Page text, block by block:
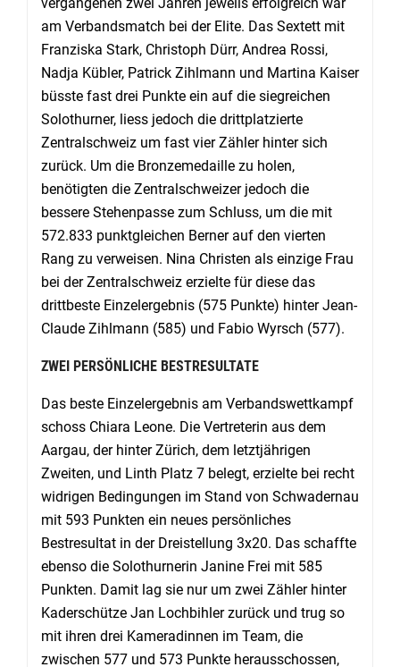
vergangenen zwei Jahren jeweils erfolgreich war
am Verbandsmatch bei der Elite. Das Sextett mit
Franziska Stark, Christoph Dürr, Andrea Rossi,
Nadja Kübler, Patrick Zihlmann und Martina Kaiser
büsste fast drei Punkte ein auf die siegreichen
Solothurner, liess jedoch die drittplatzierte
Zentralschweiz um fast vier Zähler hinter sich
zurück. Um die Bronzemedaille zu holen,
benötigten die Zentralschweizer jedoch die
bessere Stehenpasse zum Schluss, um die mit
572.833 punktgleichen Berner auf den vierten
Rang zu verweisen. Nina Christen als einzige Frau
bei der Zentralschweiz erzielte für diese das
drittbeste Einzelergebnis (575 Punkte) hinter Jean-
Claude Zihlmann (585) und Fabio Wyrsch (577).
ZWEI PERSÖNLICHE BESTRESULTATE
Das beste Einzelergebnis am Verbandswettkampf
schoss Chiara Leone. Die Vertreterin aus dem
Aargau, der hinter Zürich, dem letztjährigen
Zweiten, und Linth Platz 7 belegt, erzielte bei recht
widrigen Bedingungen im Stand von Schwadernau
mit 593 Punkten ein neues persönliches
Bestresultat in der Dreistellung 3x20. Das schaffte
ebenso die Solothurnerin Janine Frei mit 585
Punkten. Damit lag sie nur um zwei Zähler hinter
Kaderschütze Jan Lochbihler zurück und trug so
mit ihren drei Kameradinnen im Team, die
zwischen 577 und 573 Punkte herausschossen,